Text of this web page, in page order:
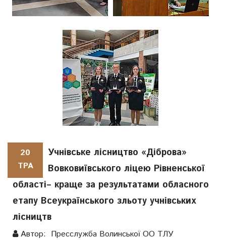
20
ТРА
Учнівське лісництво «Діброва»
Вовковиївського ліцею Рівненської
області– краще за результатами обласного
етапу Всеукраїнського зльоту учнівських
лісництв
Автор: Пресслужба Волинської ОО ТЛУ